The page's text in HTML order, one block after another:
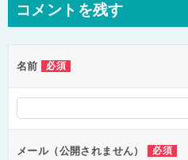
ビ
ー
シ
ン
コメントを残す
名前 必須
メール（公開されません） 必須